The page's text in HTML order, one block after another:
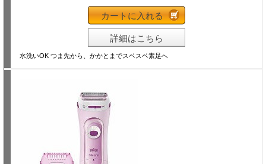
カートに入れる
詳細はこちら
水洗いOK つま先から、かかとまでスベスベ素足へ